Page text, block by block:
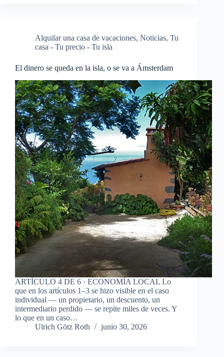
Alquilar una casa de vacaciones, Noticias, Tu
casa - Tu precio - Tu isla
El dinero se queda en la isla, o se va a Ámsterdam
ARTÍCULO 4 DE 6 · ECONOMÍA LOCAL Lo
que en los artículos 1–3 se hizo visible en el caso
individual — un propietario, un descuento, un
intermediario perdido — se repite miles de veces. Y
lo que en un caso…
Ulrich Götz Roth
junio 30, 2026